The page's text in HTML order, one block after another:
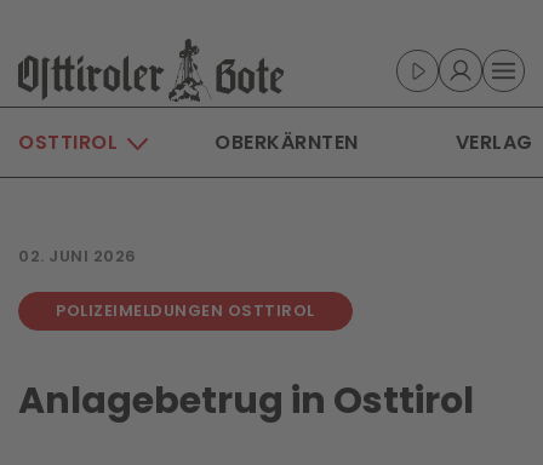
Skip to main content
OSTTIROL OBERKÄRNTEN VERLAG
02. JUNI 2026
POLIZEIMELDUNGEN OSTTIROL
Anlagebetrug in Osttirol